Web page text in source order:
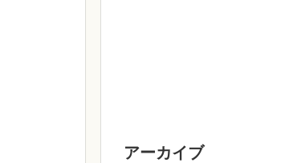
アーカイブ